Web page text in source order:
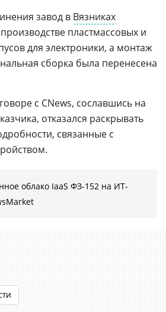
завод в Вязниках
пластмассовых и
для электроники, а монтаж
сборка была перенесена
с CNews, сославшись на
отказался раскрывать
связанные с
облако IaaS ФЗ-152 на ИТ-